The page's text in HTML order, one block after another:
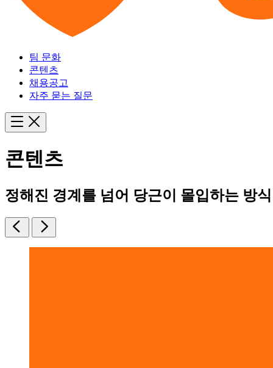
팀 문화
콘텐츠
채용공고
자주 묻는 질문
콘텐츠
정해진 경계를 넘어 당근이 몰입하는 방식